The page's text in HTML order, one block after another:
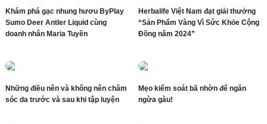
Khám phá gạc nhung hươu ByPlay
Sumo Deer Antler Liquid cùng
doanh nhân Maria Tuyền
Herbalife Việt Nam đạt giải thưởng
“Sản Phẩm Vàng Vì Sức Khỏe Cộng
Đồng năm 2024”
Những điều nên và không nên chăm
sóc da trước và sau khi tập luyện
Mẹo kiểm soát bã nhờn để ngăn
ngừa gàu!